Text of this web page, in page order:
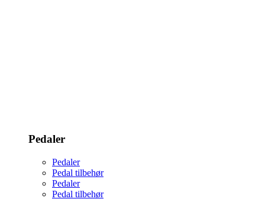
Pedaler
Pedaler
Pedal tilbehør
Pedaler
Pedal tilbehør